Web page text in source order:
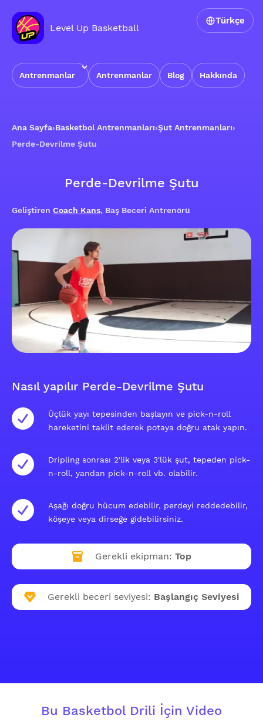
Level Up Basketball
Antrenmanlar Antrenmanlar Blog Hakkında
Türkçe
Ana Sayfa›Basketbol Antrenmanları›Şut Antrenmanları›
Perde-Devrilme Şutu
Perde-Devrilme Şutu
Geliştiren Coach Kans, Baş Beceri Antrenörü
Nasıl yapılır Perde-Devrilme Şutu
Üçlük yayı tepesinden başlayın ve pick-n-roll
hareketini taklit ederek potaya doğru atak yapın.
Dripling sonrası 2'lik veya 3'lük şut, tepeden pick-
n-roll, yandan pick-n-roll vb. olabilir.
Aşağı doğru hücum edebilir, perdeyi reddedebilir,
köşeye veya dirseğe gidebilirsiniz.
Gerekli ekipman: Top
Gerekli beceri seviyesi: Başlangıç Seviyesi
Bu Basketbol Drili İçin Video